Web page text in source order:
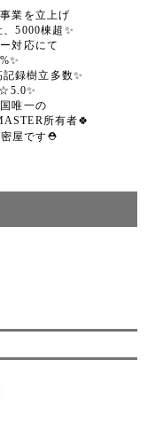
業を立上げ
5000棟超✨
対応にて
録樹立多数✨
唯一の
所有者🍀
屋です⛑️